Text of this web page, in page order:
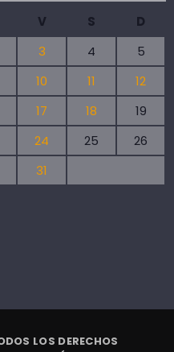
V S
D
3 4
5
10 11
12
17 18
19
24 25
26
31
LOS DERECHOS